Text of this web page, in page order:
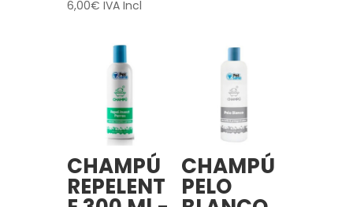
6,00€ IVA Incl
CHAMPÚ
REPELENT
CHAMPÚ
PELO